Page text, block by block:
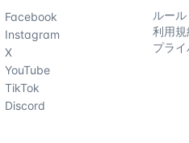
Facebook
Instagram
X
YouTube
TikTok
Discord
ルール
利用規
プラ